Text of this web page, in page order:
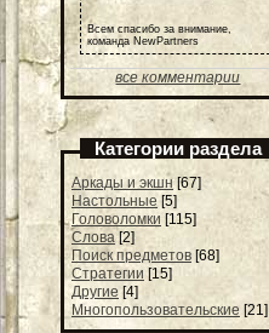
Всем спасибо за внимание,
команда NewPartners
все комментарии
Категории раздела
Аркады и экшн [67]
Настольные [5]
Головоломки [115]
Слова [2]
Поиск предметов [68]
Стратегии [15]
Другие [4]
Многопользовательские [21]